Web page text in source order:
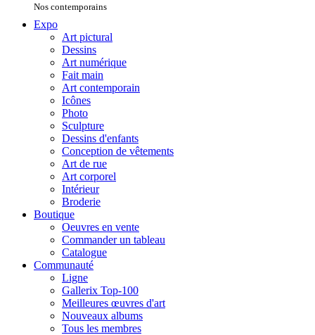
Nos contemporains
Expo
Art pictural
Dessins
Art numérique
Fait main
Art contemporain
Icônes
Photo
Sculpture
Dessins d'enfants
Conception de vêtements
Art de rue
Art corporel
Intérieur
Broderie
Boutique
Oeuvres en vente
Commander un tableau
Catalogue
Communauté
Ligne
Gallerix Top-100
Meilleures œuvres d'art
Nouveaux albums
Tous les membres